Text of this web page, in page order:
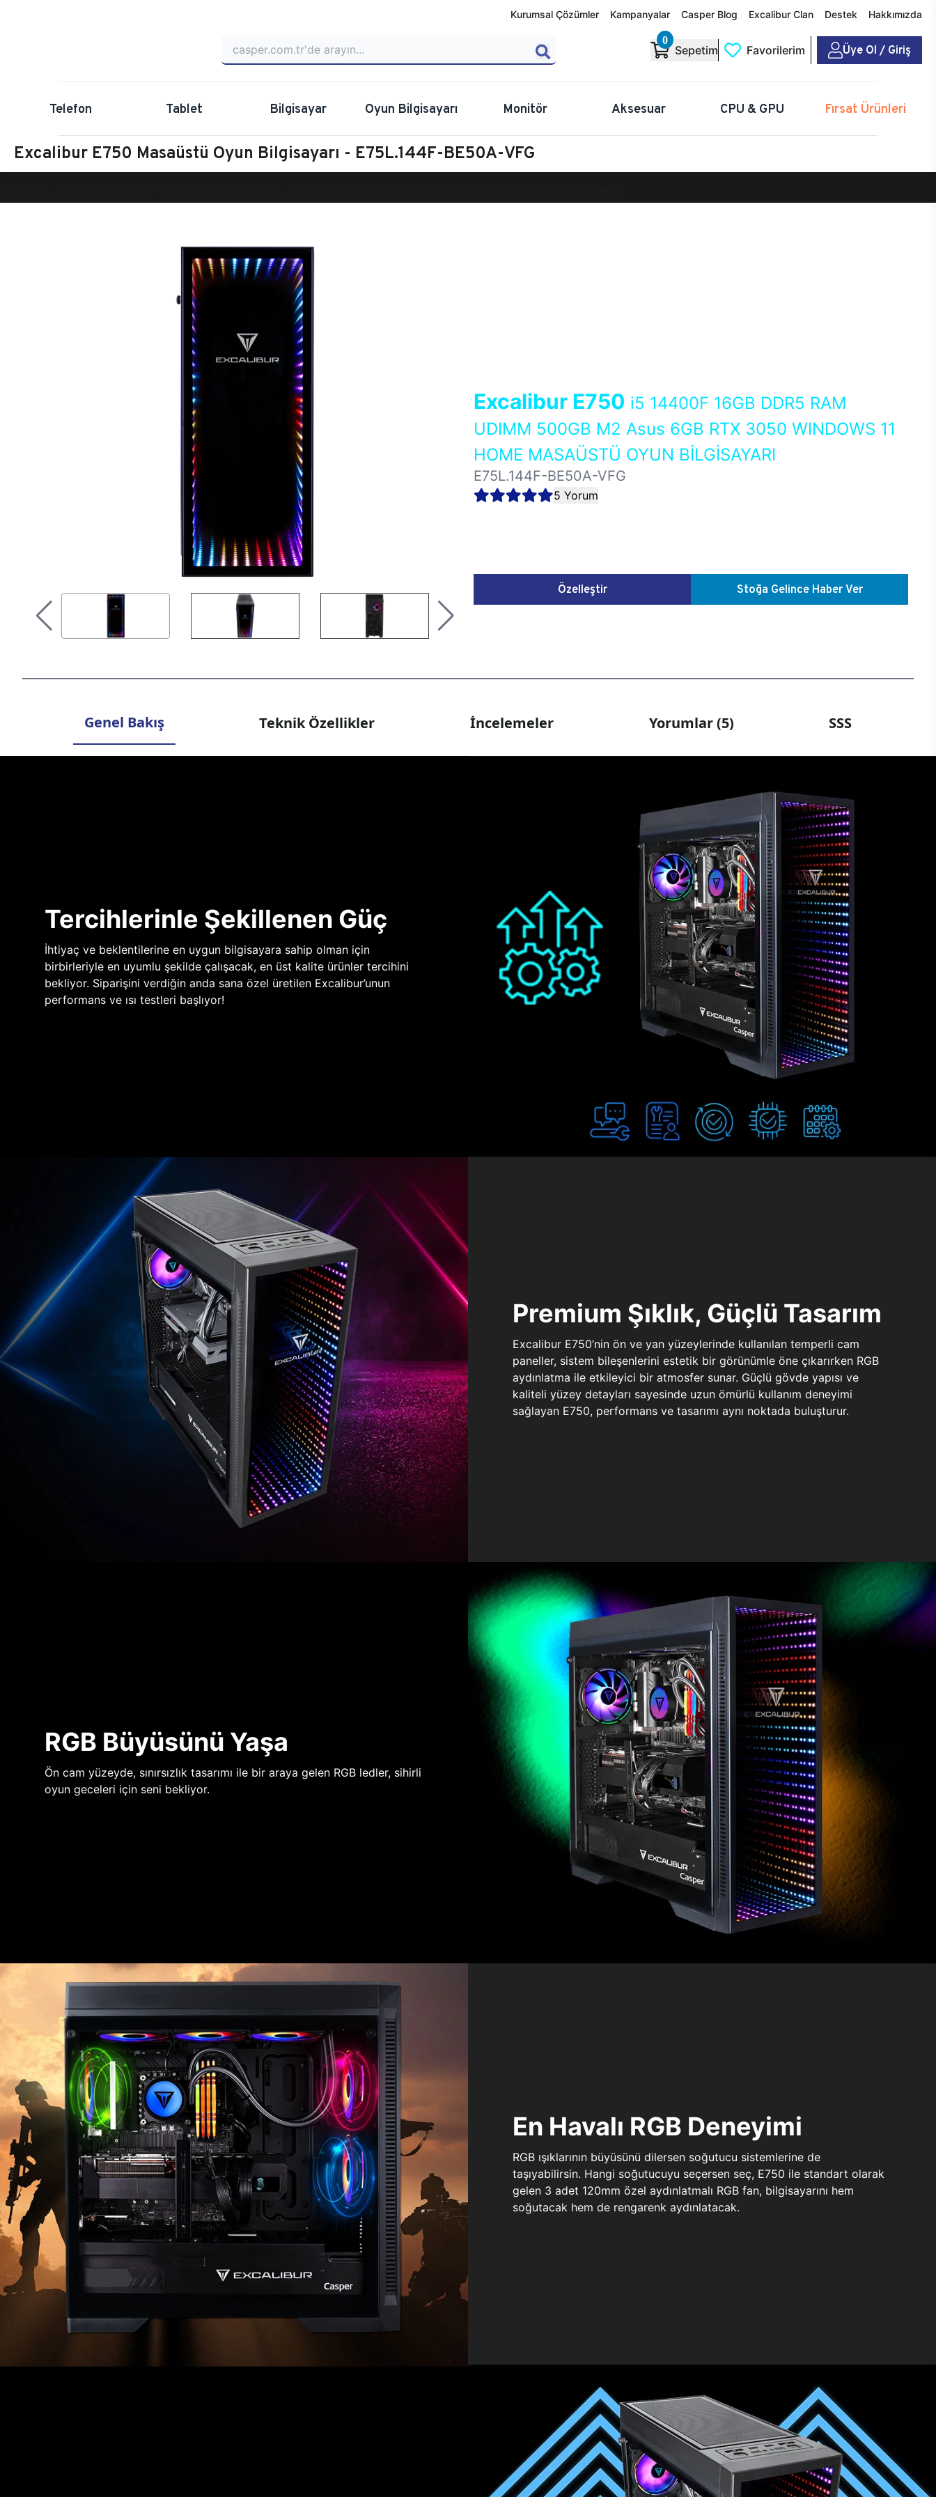
Kurumsal Çözümler Kampanyalar Casper Blog Excalibur Clan Destek Hakkımızda
0
Sepetim Favorilerim Üye Ol / Giriş
Telefon Tablet Bilgisayar Oyun Bilgisayarı Monitör Aksesuar CPU & GPU Fırsat Ürünleri
Excalibur E750 Masaüstü Oyun Bilgisayarı - E75L.144F-BE50A-VFG
Excalibur E750 i5 14400F 16GB DDR5 RAM
UDIMM 500GB M2 Asus 6GB RTX 3050 WINDOWS 11
HOME MASAÜSTÜ OYUN BİLGİSAYARI
E75L.144F-BE50A-VFG
5 Yorum
Özelleştir Stoğa Gelince Haber Ver
Genel Bakış Teknik Özellikler İncelemeler Yorumlar (5) SSS
Tercihlerinle Şekillenen Güç
İhtiyaç ve beklentilerine en uygun bilgisayara sahip olman için
birbirleriyle en uyumlu şekilde çalışacak, en üst kalite ürünler tercihini
bekliyor. Siparişini verdiğin anda sana özel üretilen Excalibur’unun
performans ve ısı testleri başlıyor!
Premium Şıklık, Güçlü Tasarım
Excalibur E750’nin ön ve yan yüzeylerinde kullanılan temperli cam
paneller, sistem bileşenlerini estetik bir görünümle öne çıkarırken RGB
aydınlatma ile etkileyici bir atmosfer sunar. Güçlü gövde yapısı ve
kaliteli yüzey detayları sayesinde uzun ömürlü kullanım deneyimi
sağlayan E750, performans ve tasarımı aynı noktada buluşturur.
RGB Büyüsünü Yaşa
Ön cam yüzeyde, sınırsızlık tasarımı ile bir araya gelen RGB ledler, sihirli
oyun geceleri için seni bekliyor.
En Havalı RGB Deneyimi
RGB ışıklarının büyüsünü dilersen soğutucu sistemlerine de
taşıyabilirsin. Hangi soğutucuyu seçersen seç, E750 ile standart olarak
gelen 3 adet 120mm özel aydınlatmalı RGB fan, bilgisayarını hem
soğutacak hem de rengarenk aydınlatacak.